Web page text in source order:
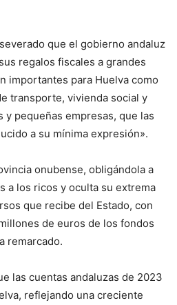
que el gobierno andaluz
regalos fiscales a grandes
importantes para Huelva como
transporte, vivienda social y
pequeñas empresas, que las
a su mínima expresión».
onubense, obligándola a
a los ricos y oculta su extrema
que recibe del Estado, con
de euros de los fondos
remarcado.
las cuentas andaluzas de 2023
reflejando una creciente